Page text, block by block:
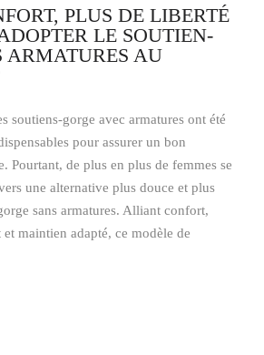
PLUS DE LIBERTÉ
LE SOUTIEN-
ARMATURES AU
soutiens-gorge avec armatures ont été
pour assurer un bon
Pourtant, de plus en plus de femmes se
une alternative plus douce et plus
sans armatures. Alliant confort,
maintien adapté, ce modèle de